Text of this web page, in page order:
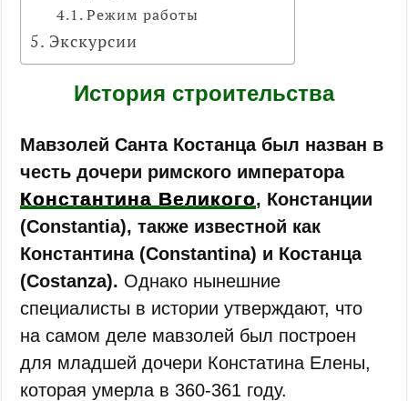
Режим работы
Экскурсии
История строительства
Мавзолей Санта Костанца был назван в
честь дочери римского императора
Константина Великого, Констанции
(Constantia), также известной как
Константина (Constantina) и Костанца
(Costanza). Однако нынешние
специалисты в истории утверждают, что
на самом деле мавзолей был построен
для младшей дочери Констатина Елены,
которая умерла в 360-361 году.